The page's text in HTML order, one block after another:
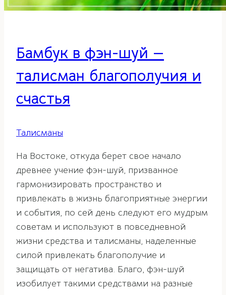
Бамбук в фэн-шуй —
талисман благополучия и
счастья
Талисманы
На Востоке, откуда берет свое начало
древнее учение фэн-шуй, призванное
гармонизировать пространство и
привлекать в жизнь благоприятные энергии
и события, по сей день следуют его мудрым
советам и используют в повседневной
жизни средства и талисманы, наделенные
силой привлекать благополучие и
защищать от негатива. Благо, фэн-шуй
изобилует такими средствами на разные